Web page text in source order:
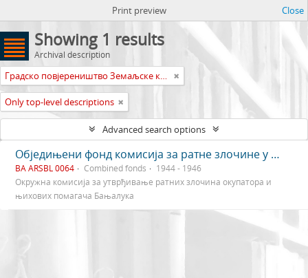
Print preview Close
Showing 1 results
Archival description
Градско повјереништво Земаљске комисије Босне и Херцеговине за утврђивање ратних злочина окупатора и њихових помагача Бањалука
Only top-level descriptions
Advanced search options
Обједињени фонд комисија за ратне злочине у Бањалуци
BA ARSBL 0064 Combined fonds
1944 - 1946
Окружна комисија за утврђивање ратних злочина окупатора и
њихових помагача Бањалука